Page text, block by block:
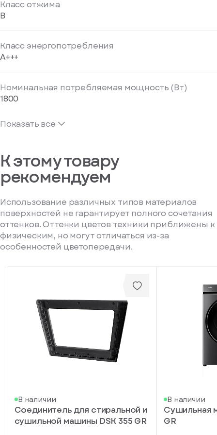
Класс отжима
B
Класс энергопотребления
A+++
Номинальная потребляемая мощность (Вт)
1800
Показать все
К этому товару
рекомендуем
Использование различных типов материалов
поверхностей не гарантирует полного сочетания
оттенков. Оттенки цветов техники приближены к
физическим, но могут отличаться из-за
особенностей цветопередачи.
В наличии
Соединитель для стиральной и
сушильной машины DSK 355 GR
В наличии
Сушильная
GR